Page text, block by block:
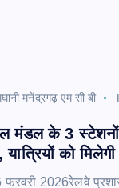
मनेंद्रगढ़ एम सी बी
मंडल के 3
को मिलेगी
2026रेलवे